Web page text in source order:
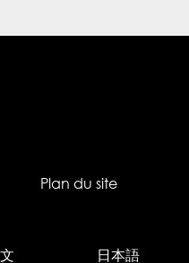
Plan du site
日本語